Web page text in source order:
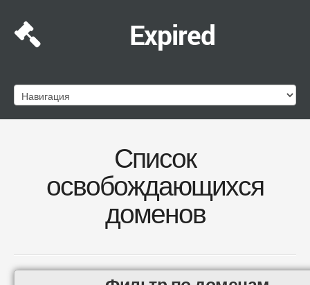
Expired
Список
освобождающихся
доменов